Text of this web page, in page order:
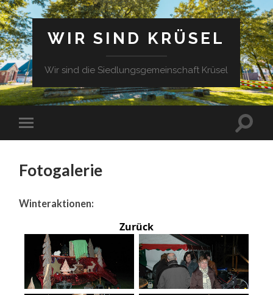
WIR SIND KRÜSEL
Wir sind die Siedlungsgemeinschaft Krüsel
Fotogalerie
Winteraktionen:
Zurück